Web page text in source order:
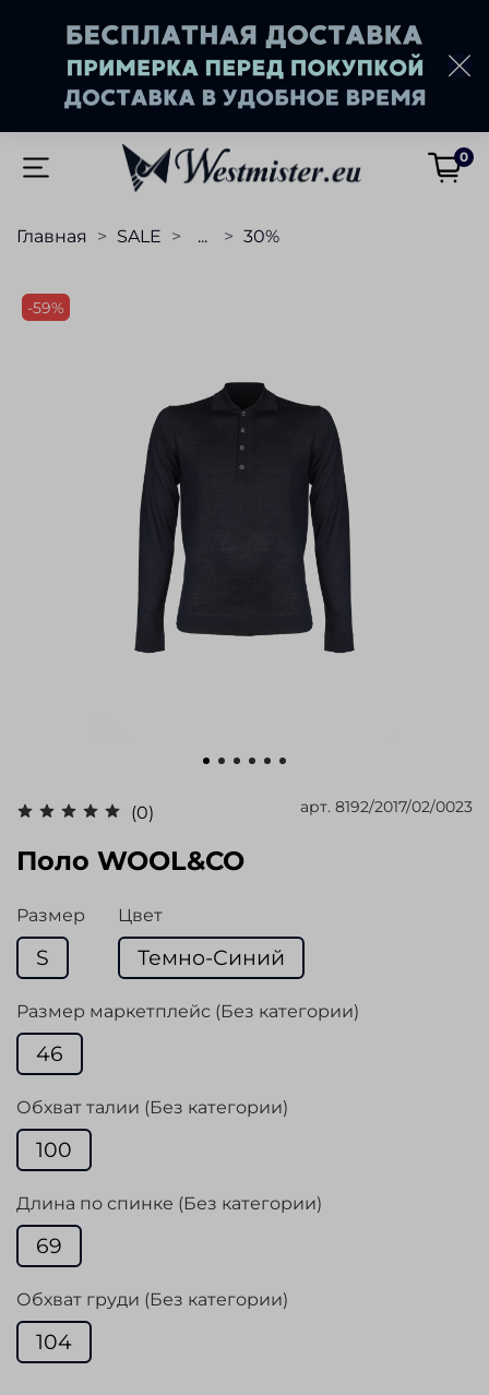
0
Главная SALE ... 30%
-59%
(0) арт. 8192/2017/02/0023
Поло WOOL&CO
Размер
S
Цвет
Темно-Синий
Размер маркетплейс (Без категории)
46
Обхват талии (Без категории)
100
Длина по спинке (Без категории)
69
Обхват груди (Без категории)
104